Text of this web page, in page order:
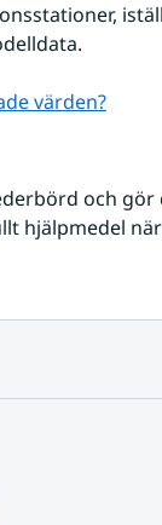
värden?
och
hjälpmedel